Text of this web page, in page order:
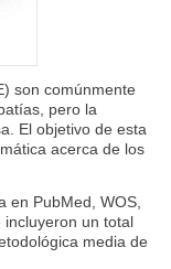
son comúnmente
pero la
El objetivo de esta
acerca de los
en PubMed, WOS,
incluyeron un total
media de